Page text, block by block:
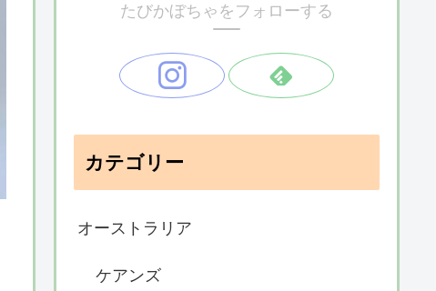
たびかぼちゃをフォローする
カテゴリー
オーストラリア
ケアンズ